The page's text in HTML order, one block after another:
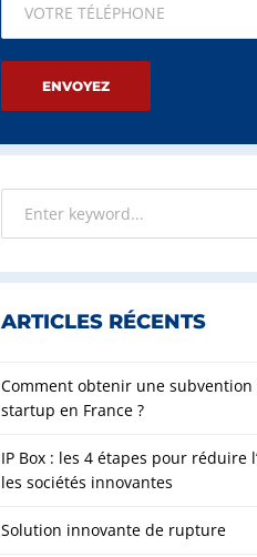
Please leave this field empty.
ARTICLES RÉCENTS
Comment obtenir une subvention
startup en France ?
IP Box : les 4 étapes pour réduire
les sociétés innovantes
Solution innovante de rupture